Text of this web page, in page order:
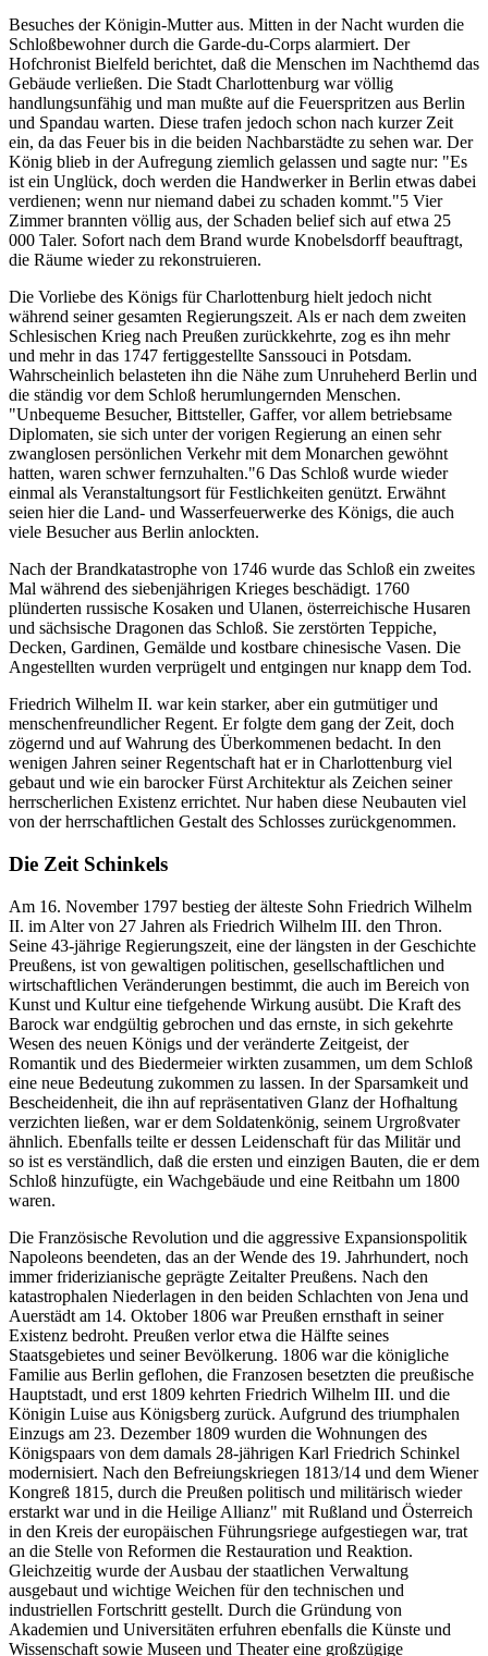
Besuches der Königin-Mutter aus. Mitten in der Nacht wurden die
Schloßbewohner durch die Garde-du-Corps alarmiert. Der
Hofchronist Bielfeld berichtet, daß die Menschen im Nachthemd das
Gebäude verließen. Die Stadt Charlottenburg war völlig
handlungsunfähig und man mußte auf die Feuerspritzen aus Berlin
und Spandau warten. Diese trafen jedoch schon nach kurzer Zeit
ein, da das Feuer bis in die beiden Nachbarstädte zu sehen war. Der
König blieb in der Aufregung ziemlich gelassen und sagte nur: "Es
ist ein Unglück, doch werden die Handwerker in Berlin etwas dabei
verdienen; wenn nur niemand dabei zu schaden kommt."5 Vier
Zimmer brannten völlig aus, der Schaden belief sich auf etwa 25
000 Taler. Sofort nach dem Brand wurde Knobelsdorff beauftragt,
die Räume wieder zu rekonstruieren.
Die Vorliebe des Königs für Charlottenburg hielt jedoch nicht
während seiner gesamten Regierungszeit. Als er nach dem zweiten
Schlesischen Krieg nach Preußen zurückkehrte, zog es ihn mehr
und mehr in das 1747 fertiggestellte Sanssouci in Potsdam.
Wahrscheinlich belasteten ihn die Nähe zum Unruheherd Berlin und
die ständig vor dem Schloß herumlungernden Menschen.
"Unbequeme Besucher, Bittsteller, Gaffer, vor allem betriebsame
Diplomaten, sie sich unter der vorigen Regierung an einen sehr
zwanglosen persönlichen Verkehr mit dem Monarchen gewöhnt
hatten, waren schwer fernzuhalten."6 Das Schloß wurde wieder
einmal als Veranstaltungsort für Festlichkeiten genützt. Erwähnt
seien hier die Land- und Wasserfeuerwerke des Königs, die auch
viele Besucher aus Berlin anlockten.
Nach der Brandkatastrophe von 1746 wurde das Schloß ein zweites
Mal während des siebenjährigen Krieges beschädigt. 1760
plünderten russische Kosaken und Ulanen, österreichische Husaren
und sächsische Dragonen das Schloß. Sie zerstörten Teppiche,
Decken, Gardinen, Gemälde und kostbare chinesische Vasen. Die
Angestellten wurden verprügelt und entgingen nur knapp dem Tod.
Friedrich Wilhelm II. war kein starker, aber ein gutmütiger und
menschenfreundlicher Regent. Er folgte dem gang der Zeit, doch
zögernd und auf Wahrung des Überkommenen bedacht. In den
wenigen Jahren seiner Regentschaft hat er in Charlottenburg viel
gebaut und wie ein barocker Fürst Architektur als Zeichen seiner
herrscherlichen Existenz errichtet. Nur haben diese Neubauten viel
von der herrschaftlichen Gestalt des Schlosses zurückgenommen.
Die Zeit Schinkels
Am 16. November 1797 bestieg der älteste Sohn Friedrich Wilhelm
II. im Alter von 27 Jahren als Friedrich Wilhelm III. den Thron.
Seine 43-jährige Regierungszeit, eine der längsten in der Geschichte
Preußens, ist von gewaltigen politischen, gesellschaftlichen und
wirtschaftlichen Veränderungen bestimmt, die auch im Bereich von
Kunst und Kultur eine tiefgehende Wirkung ausübt. Die Kraft des
Barock war endgültig gebrochen und das ernste, in sich gekehrte
Wesen des neuen Königs und der veränderte Zeitgeist, der
Romantik und des Biedermeier wirkten zusammen, um dem Schloß
eine neue Bedeutung zukommen zu lassen. In der Sparsamkeit und
Bescheidenheit, die ihn auf repräsentativen Glanz der Hofhaltung
verzichten ließen, war er dem Soldatenkönig, seinem Urgroßvater
ähnlich. Ebenfalls teilte er dessen Leidenschaft für das Militär und
so ist es verständlich, daß die ersten und einzigen Bauten, die er dem
Schloß hinzufügte, ein Wachgebäude und eine Reitbahn um 1800
waren.
Die Französische Revolution und die aggressive Expansionspolitik
Napoleons beendeten, das an der Wende des 19. Jahrhundert, noch
immer friderizianische geprägte Zeitalter Preußens. Nach den
katastrophalen Niederlagen in den beiden Schlachten von Jena und
Auerstädt am 14. Oktober 1806 war Preußen ernsthaft in seiner
Existenz bedroht. Preußen verlor etwa die Hälfte seines
Staatsgebietes und seiner Bevölkerung. 1806 war die königliche
Familie aus Berlin geflohen, die Franzosen besetzten die preußische
Hauptstadt, und erst 1809 kehrten Friedrich Wilhelm III. und die
Königin Luise aus Königsberg zurück. Aufgrund des triumphalen
Einzugs am 23. Dezember 1809 wurden die Wohnungen des
Königspaars von dem damals 28-jährigen Karl Friedrich Schinkel
modernisiert. Nach den Befreiungskriegen 1813/14 und dem Wiener
Kongreß 1815, durch die Preußen politisch und militärisch wieder
erstarkt war und in die Heilige Allianz" mit Rußland und Österreich
in den Kreis der europäischen Führungsriege aufgestiegen war, trat
an die Stelle von Reformen die Restauration und Reaktion.
Gleichzeitig wurde der Ausbau der staatlichen Verwaltung
ausgebaut und wichtige Weichen für den technischen und
industriellen Fortschritt gestellt. Durch die Gründung von
Akademien und Universitäten erfuhren ebenfalls die Künste und
Wissenschaft sowie Museen und Theater eine großzügige